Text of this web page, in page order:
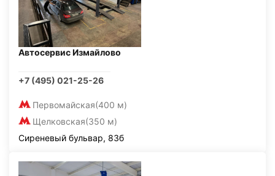
Автосервис Измайлово
+7 (495) 021-25-26
Первомайская(400 м)
Щелковская(350 м)
Сиреневый бульвар, 83б